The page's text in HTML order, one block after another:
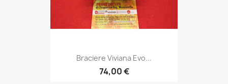
Braciere Viviana Evo...
74,00 €